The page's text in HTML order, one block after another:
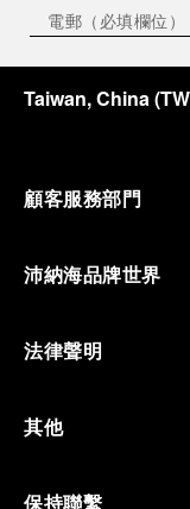
Taiwan, China(
顧客服務部門
沛納海品牌世界
法律聲明
其他
保持聯繫